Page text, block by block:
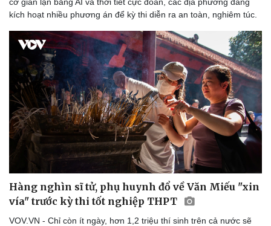
Sức khỏe
Dinh dưỡng - món ngon
Cây thuốc
Sản phụ khoa
Nhi khoa
Nam khoa
Làm đẹp - giảm cân
Phòng mạch online
Đời sống
Nhà đẹp
Blog
Tình yêu - Gia đình
cơ gian lận bằng AI và thời tiết cực đoan, các địa phương đang
kích hoạt nhiều phương án để kỳ thi diễn ra an toàn, nghiêm túc.
Hàng nghìn sĩ tử, phụ huynh đổ về Văn Miếu "xin
vía" trước kỳ thi tốt nghiệp THPT
VOV.VN - Chỉ còn ít ngày, hơn 1,2 triệu thí sinh trên cả nước sẽ